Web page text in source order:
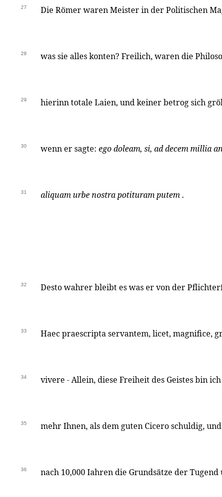
27 Die Römer waren Meister in der Politischen
28 was sie alles konten? Freilich, waren die
29 hierinn totale Laien, und keiner betrog sich
30 wenn er sagte: ego doleam, si, ad decem millia
31 aliquam urbe nostra potituram putem .
32 Desto wahrer bleibt es was er von der
33 Haec praescripta servantem, licet, magnifice,
34 vivere - Allein, diese Freiheit des Geistes bin
35 mehr Ihnen, als dem guten Cicero schuldig,
36 nach 10,000 Iahren die Grundsätze der Tugend